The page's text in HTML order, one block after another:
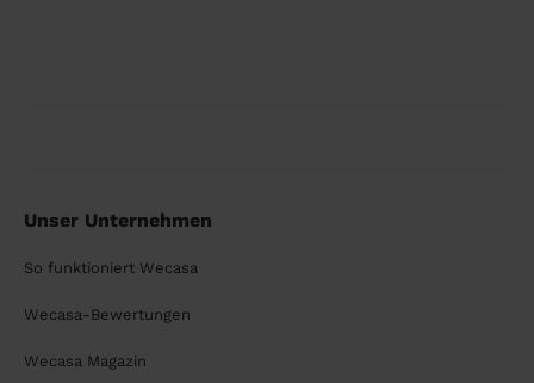
Unser Unternehmen
So funktioniert Wecasa
Wecasa-Bewertungen
Wecasa Magazin